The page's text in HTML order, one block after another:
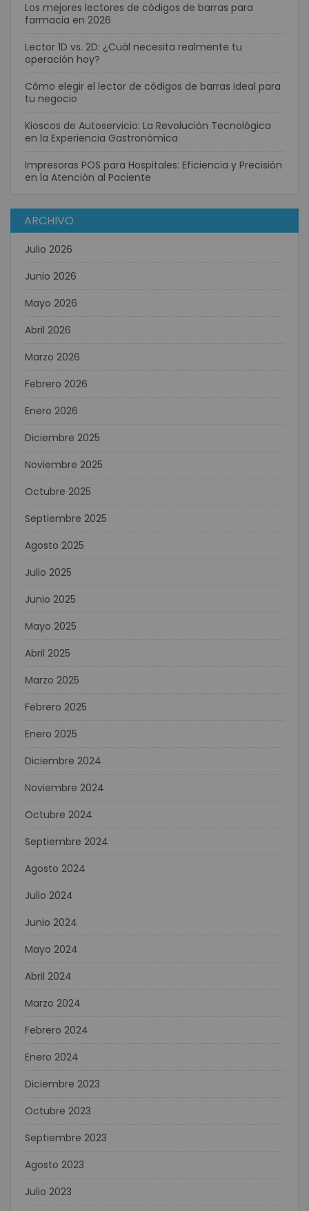
Los mejores lectores de códigos de barras para
farmacia en 2026
Lector 1D vs. 2D: ¿Cuál necesita realmente tu
operación hoy?
Cómo elegir el lector de códigos de barras ideal para
tu negocio
Kioscos de Autoservicio: La Revolución Tecnológica
en la Experiencia Gastronómica
Impresoras POS para Hospitales: Eficiencia y Precisión
en la Atención al Paciente
ARCHIVO
Julio 2026
Junio 2026
Mayo 2026
Abril 2026
Marzo 2026
Febrero 2026
Enero 2026
Diciembre 2025
Noviembre 2025
Octubre 2025
Septiembre 2025
Agosto 2025
Julio 2025
Junio 2025
Mayo 2025
Abril 2025
Marzo 2025
Febrero 2025
Enero 2025
Diciembre 2024
Noviembre 2024
Octubre 2024
Septiembre 2024
Agosto 2024
Julio 2024
Junio 2024
Mayo 2024
Abril 2024
Marzo 2024
Febrero 2024
Enero 2024
Diciembre 2023
Octubre 2023
Septiembre 2023
Agosto 2023
Julio 2023